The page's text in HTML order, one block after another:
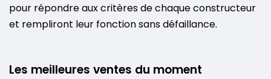
pour répondre aux critères de chaque constructeur
et rempliront leur fonction sans défaillance.
Les meilleures ventes du moment